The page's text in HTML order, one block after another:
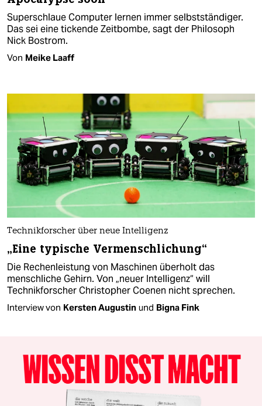
Superschlaue Computer lernen immer selbstständiger.
Das sei eine tickende Zeitbombe, sagt der Philosoph
Nick Bostrom.
Von Meike Laaff
Technikforscher über neue Intelligenz
„Eine typische Vermenschlichung“
Die Rechenleistung von Maschinen überholt das
menschliche Gehirn. Von „neuer Intelligenz“ will
Technikforscher Christopher Coenen nicht sprechen.
Interview von Kersten Augustin und Bigna Fink